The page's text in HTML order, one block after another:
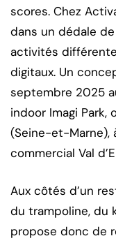
scores. Chez
dans un dédale
activités
digitaux. Un
septembre 2025
indoor Imagi Park,
(Seine-et-Marne),
commercial Val
Aux côtés d’un
du trampoline, du
propose donc de